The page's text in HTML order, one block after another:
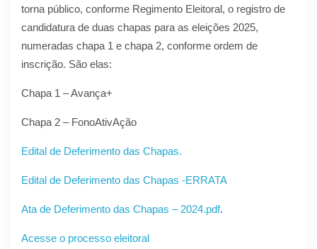
torna público, conforme Regimento Eleitoral, o registro de
candidatura de duas chapas para as eleições 2025,
numeradas chapa 1 e chapa 2, conforme ordem de
inscrição. São elas:
Chapa 1 – Avança+
Chapa 2 – FonoAtivAção
Edital de Deferimento das Chapas.
Edital de Deferimento das Chapas -ERRATA
Ata de Deferimento das Chapas – 2024.pdf.
Acesse o processo eleitoral